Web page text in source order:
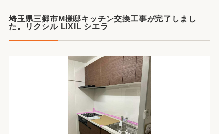
埼玉県三郷市M様邸キッチン交換工事が完了しまし
た。リクシル LIXIL シエラ